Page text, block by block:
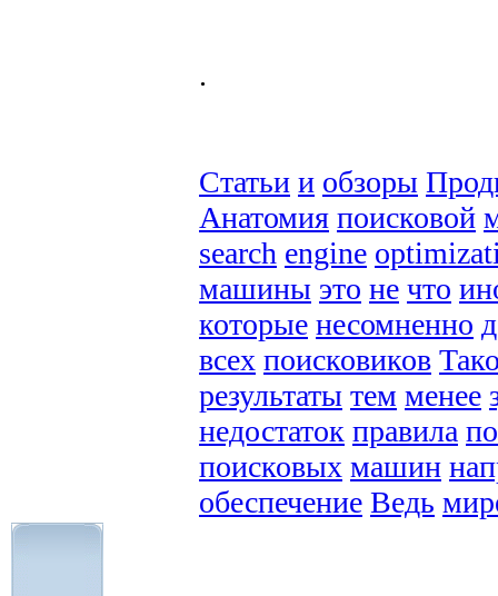
.
Статьи и обзоры
Анатомия поисковой
search engine
машины это не что
которые несомненно
всех поисковиков
результаты тем менее
недостаток правила
поисковых машин
обеспечение Ведь